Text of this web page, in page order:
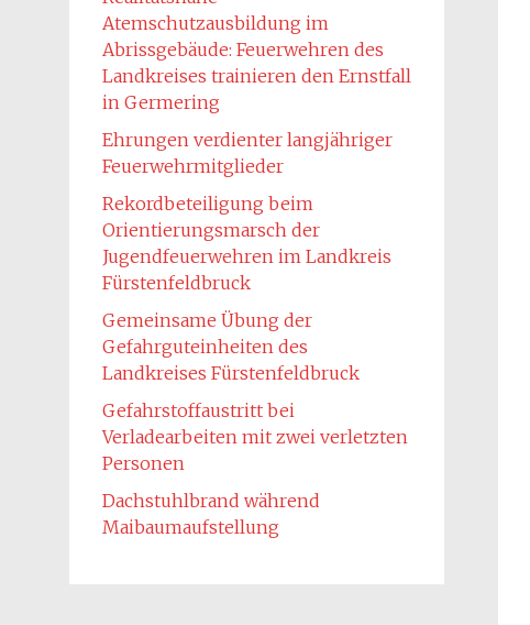
Atemschutzausbildung im
Abrissgebäude: Feuerwehren des
Landkreises trainieren den Ernstfall
in Germering
Ehrungen verdienter langjähriger
Feuerwehrmitglieder
Rekordbeteiligung beim
Orientierungsmarsch der
Jugendfeuerwehren im Landkreis
Fürstenfeldbruck
Gemeinsame Übung der
Gefahrguteinheiten des
Landkreises Fürstenfeldbruck
Gefahrstoffaustritt bei
Verladearbeiten mit zwei verletzten
Personen
Dachstuhlbrand während
Maibaumaufstellung